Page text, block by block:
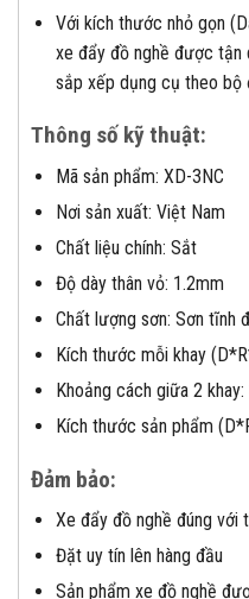
Với kích thước nhỏ gọn
xe đẩy đồ nghề được tận
sắp xếp dụng cụ theo bộ
Thông số kỹ thuật:
Mã sản phẩm: XD-3NC
Nơi sản xuất: Việt Nam
Chất liệu chính: Sắt
Độ dày thân vỏ: 1.2mm
Chất lượng sơn: Sơn tĩnh
Kích thước mỗi khay
Khoảng cách giữa 2
Kích thước sản phẩm
Đảm bảo:
Xe đẩy đồ nghề đúng với
Đặt uy tín lên hàng đầu
Sản phẩm xe đồ nghề